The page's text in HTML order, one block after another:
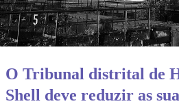
O Tribunal distrital de
Shell deve reduzir as